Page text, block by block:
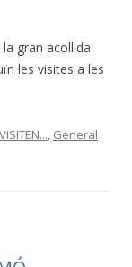
gran acollida
les visites a les
, General